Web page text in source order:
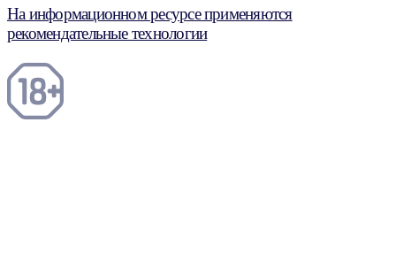
На информационном ресурсе применяются
рекомендательные технологии